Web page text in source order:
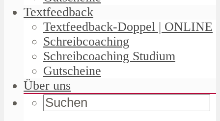
Textfeedback
Textfeedback-Doppel | ONLINE
Schreibcoaching
Schreibcoaching Studium
Gutscheine
Über uns